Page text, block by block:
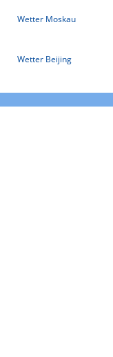
Wetter Moskau
Wetter Beijing